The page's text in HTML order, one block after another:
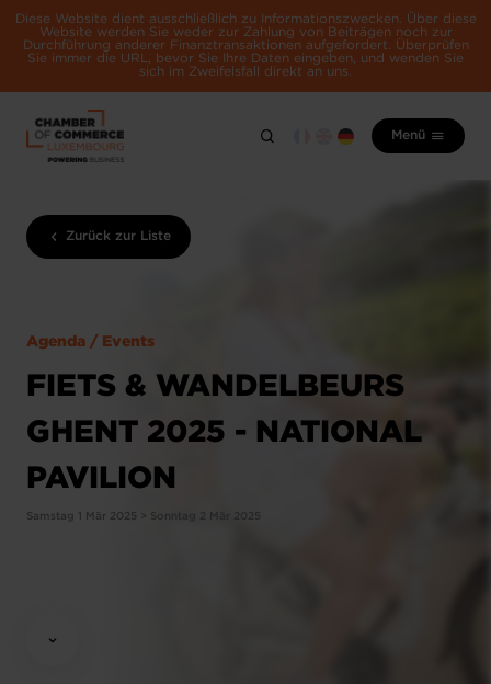
Diese Website dient ausschließlich zu Informationszwecken. Über diese
Website werden Sie weder zur Zahlung von Beiträgen noch zur
Durchführung anderer Finanztransaktionen aufgefordert. Überprüfen
Sie immer die URL, bevor Sie Ihre Daten eingeben, und wenden Sie
sich im Zweifelsfall direkt an uns.
Menü
Zurück zur Liste
Agenda / Events
FIETS & WANDELBEURS
GHENT 2025 - NATIONAL
PAVILION
Samstag 1 Mär 2025 > Sonntag 2 Mär 2025